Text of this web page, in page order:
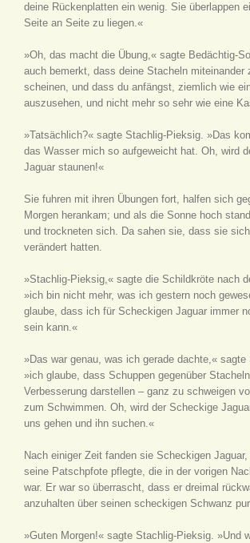
deine Rückenplatten ein wenig. Sie überlappen
Seite an Seite zu liegen.«
»Oh, das macht die Übung,« sagte Bedächtig-
auch bemerkt, dass deine Stacheln miteinander
scheinen, und dass du anfängst, ziemlich wie
auszusehen, und nicht mehr so sehr wie eine
»Tatsächlich?« sagte Stachlig-Pieksig. »Das
das Wasser mich so aufgeweicht hat. Oh, wird
Jaguar staunen!«
Sie fuhren mit ihren Übungen fort, halfen sich
Morgen herankam; und als die Sonne hoch
und trockneten sich. Da sahen sie, dass sie
verändert hatten.
»Stachlig-Pieksig,« sagte die Schildkröte nach
»ich bin nicht mehr, was ich gestern noch
glaube, dass ich für Scheckigen Jaguar immer
sein kann.«
»Das war genau, was ich gerade dachte,«
»ich glaube, dass Schuppen gegenüber
Verbesserung darstellen – ganz zu schweigen
zum Schwimmen. Oh, wird der Scheckige
uns gehen und ihn suchen.«
Nach einiger Zeit fanden sie Scheckigen
seine Patschpfote pflegte, die in der vorigen
war. Er war so überrascht, dass er dreimal
anzuhalten über seinen scheckigen Schwanz
»Guten Morgen!« sagte Stachlig-Pieksig. »Und